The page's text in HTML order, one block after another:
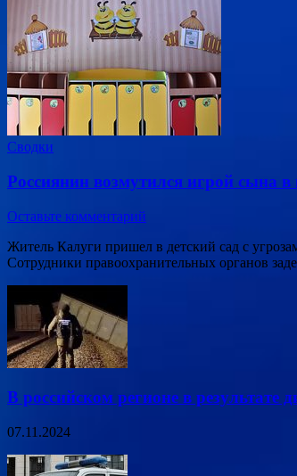
Сводки
Россиянин возмутился игрой сына
Оставьте комментарий
Житель Калуги пришел в детский сад с
Сотрудники правоохранительных органов
В российском регионе в результате
07.11.2024